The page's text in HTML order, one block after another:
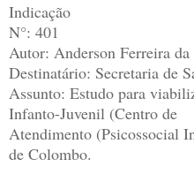
Indicação
N°: 401
Autor: Anderson Ferreira
Destinatário: Secretaria de
Assunto: Estudo para
Infanto-Juvenil (Centro de
Atendimento (Psicossocial
de Colombo.